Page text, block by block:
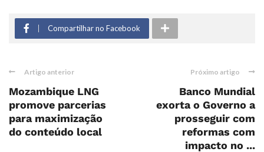
Compartilhar no Facebook
Artigo anterior
Mozambique LNG
promove parcerias
para maximização
do conteúdo local
Próximo artigo
Banco Mundial
exorta o Governo a
prosseguir com
reformas com
impacto no ...